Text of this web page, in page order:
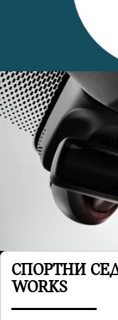
СПОРТНИ
WORKS